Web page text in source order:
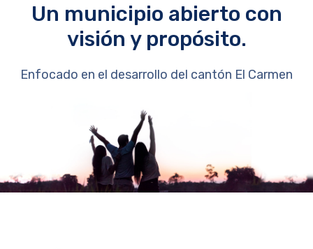
Un municipio abierto con
visión y propósito.
Enfocado en el desarrollo del cantón El Carmen